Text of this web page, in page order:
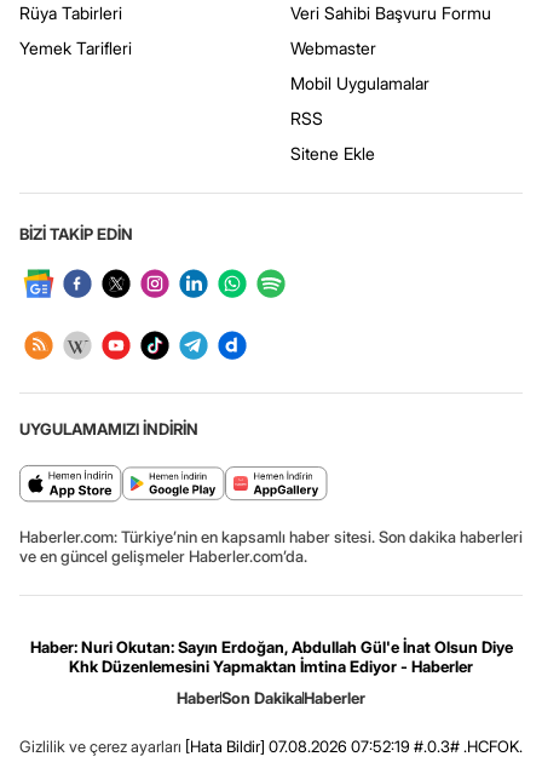
Rüya Tabirleri
Yemek Tarifleri
Veri Sahibi Başvuru Formu
Webmaster
Mobil Uygulamalar
RSS
Sitene Ekle
BİZİ TAKİP EDİN
UYGULAMAMIZI İNDİRİN
Haberler.com: Türkiye’nin en kapsamlı haber sitesi. Son dakika haberleri
ve en güncel gelişmeler Haberler.com’da.
Haber: Nuri Okutan: Sayın Erdoğan, Abdullah Gül'e İnat Olsun Diye
Khk Düzenlemesini Yapmaktan İmtina Ediyor - Haberler
HaberSon DakikaHaberler
Gizlilik ve çerez ayarları [Hata Bildir] 07.08.2026 07:52:19 #.0.3# .HCFOK.